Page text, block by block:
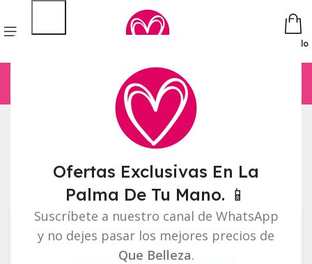
Ofertas Exclusivas En La
Palma De Tu Mano. 📱
Suscríbete a nuestro canal de WhatsApp
y no dejes pasar los mejores precios de
Que Belleza.
Pedido
Accesorios para Cabello
Mostrando 1–12 de 20 resultados
Barra lateral